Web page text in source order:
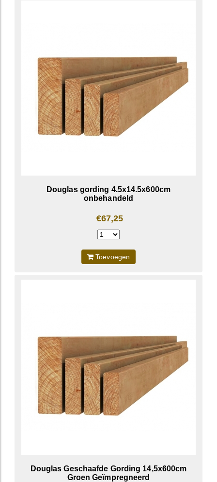
Douglas gording 4.5x14.5x600cm
onbehandeld
€67,25
Toevoegen
Douglas Geschaafde Gording 14,5x600cm
Groen Geïmpregneerd